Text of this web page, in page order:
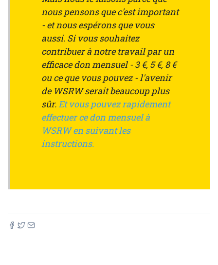
nous pensons que c'est important
- et nous espérons que vous
aussi. Si vous souhaitez
contribuer à notre travail par un
efficace don mensuel - 3 €, 5 €, 8 €
ou ce que vous pouvez - l'avenir
de WSRW serait beaucoup plus
sûr.Et vous pouvez rapidement
effectuer ce don mensuel à
WSRW en suivant les
instructions.